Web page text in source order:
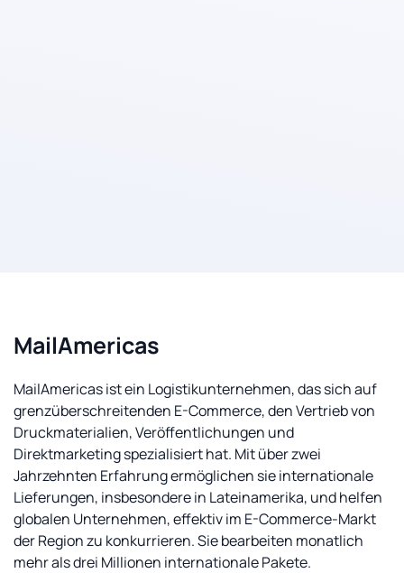
MailAmericas
MailAmericas ist ein Logistikunternehmen, das sich auf
grenzüberschreitenden E-Commerce, den Vertrieb von
Druckmaterialien, Veröffentlichungen und
Direktmarketing spezialisiert hat. Mit über zwei
Jahrzehnten Erfahrung ermöglichen sie internationale
Lieferungen, insbesondere in Lateinamerika, und helfen
globalen Unternehmen, effektiv im E-Commerce-Markt
der Region zu konkurrieren. Sie bearbeiten monatlich
mehr als drei Millionen internationale Pakete.